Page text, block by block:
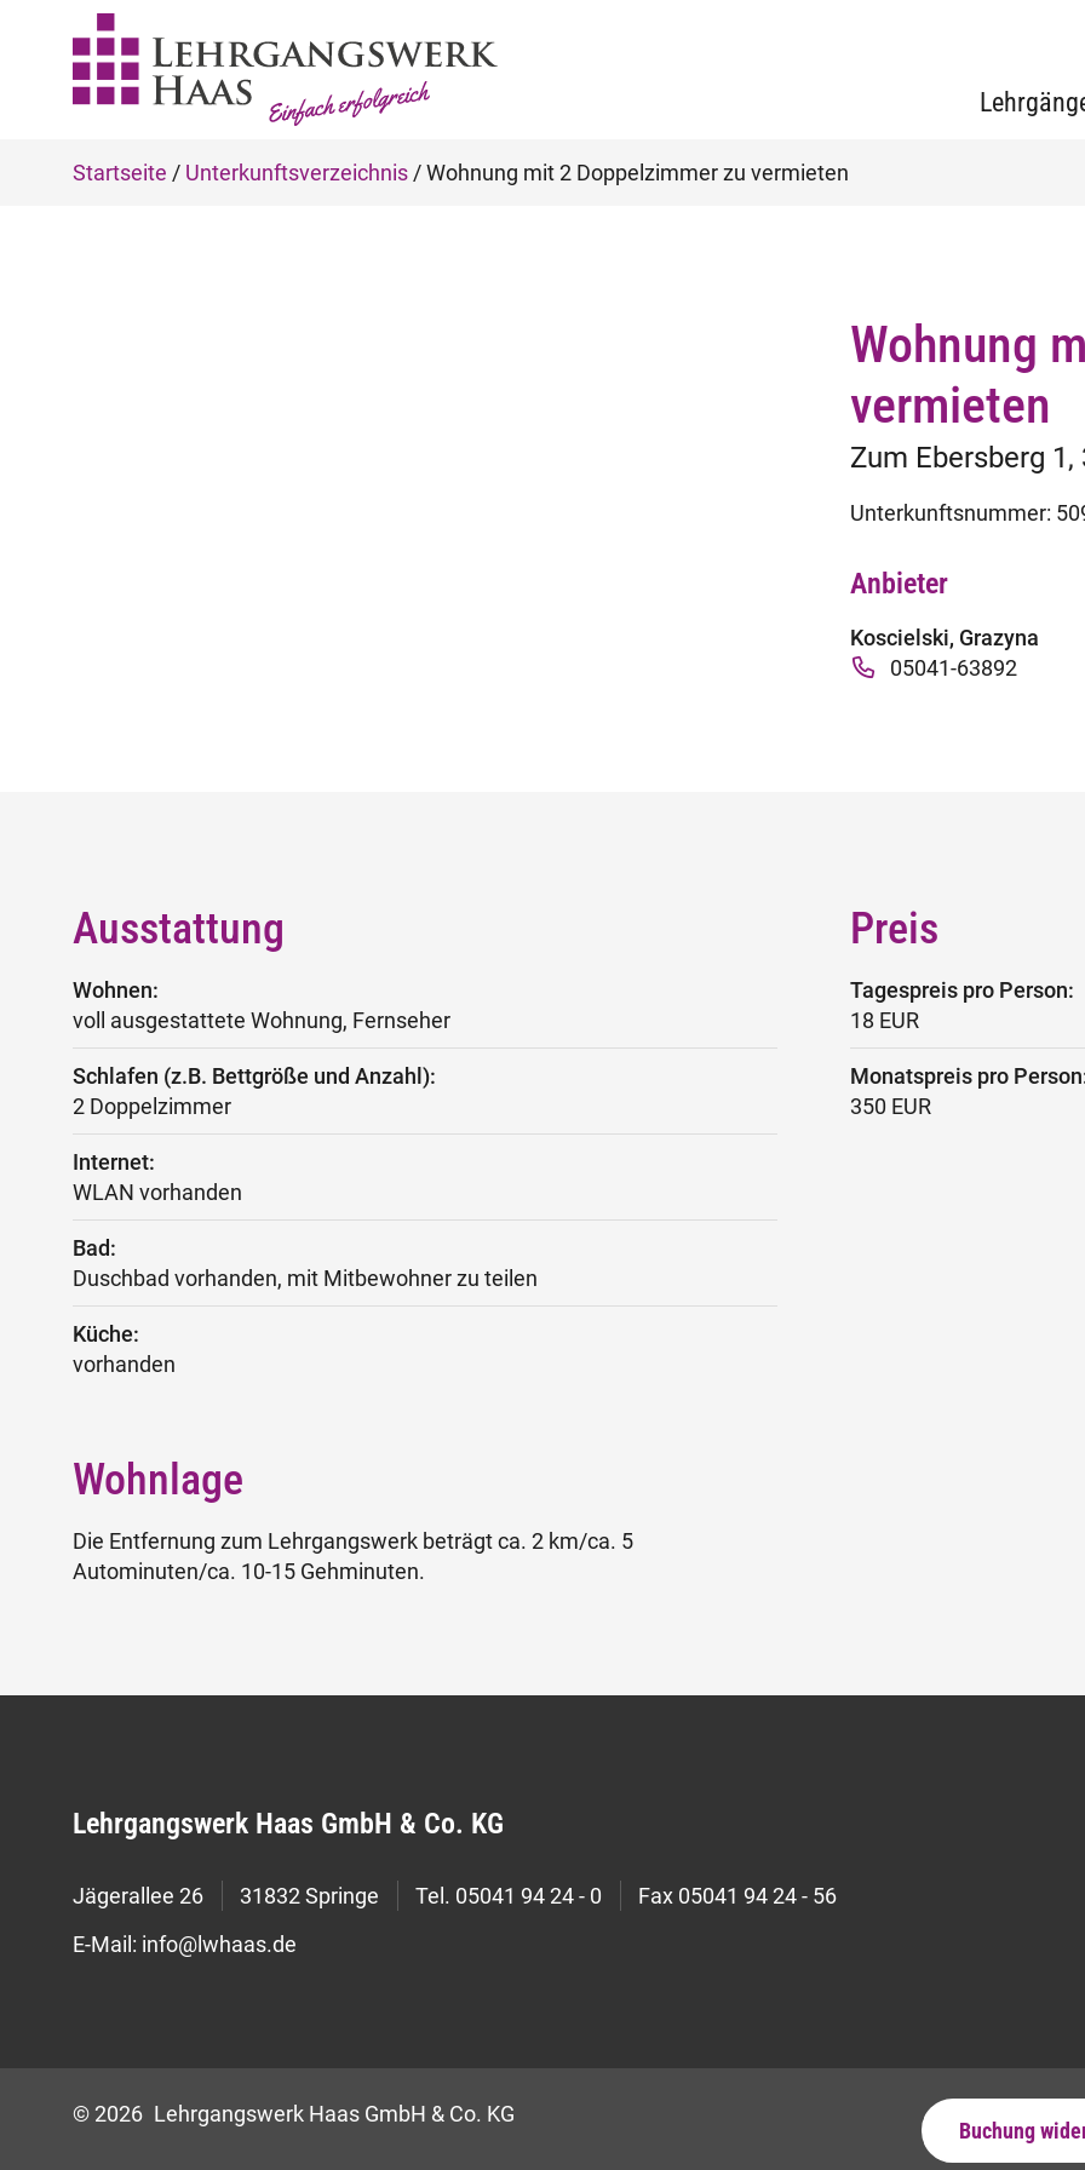
Startseite / Unterkunftsverzeichnis /Wohnung mit 2 Doppelzimmer zu vermieten
Wohnung
vermieten
Zum Ebersberg
Unterkunftsnummer:
Anbieter
Koscielski, Grazyna
05041-63892
Ausstattung
Wohnen:
voll ausgestattete Wohnung, Fernseher
Schlafen (z.B. Bettgröße und Anzahl):
2 Doppelzimmer
Internet:
WLAN vorhanden
Bad:
Duschbad vorhanden, mit Mitbewohner zu teilen
Küche:
vorhanden
Wohnlage
Die Entfernung zum Lehrgangswerk beträgt ca. 2 km/ca. 5
Autominuten/ca. 10-15 Gehminuten.
Preis
Tagespreis pro Person:
18 EUR
Monatspreis pro
350 EUR
Lehrgangswerk Haas GmbH & Co. KG
Jägerallee 26 31832 Springe Tel. 05041 94 24 - 0 Fax 05041 94 24 - 56
E-Mail: info@lwhaas.de
© 2026 Lehrgangswerk Haas GmbH & Co. KG
Buchung